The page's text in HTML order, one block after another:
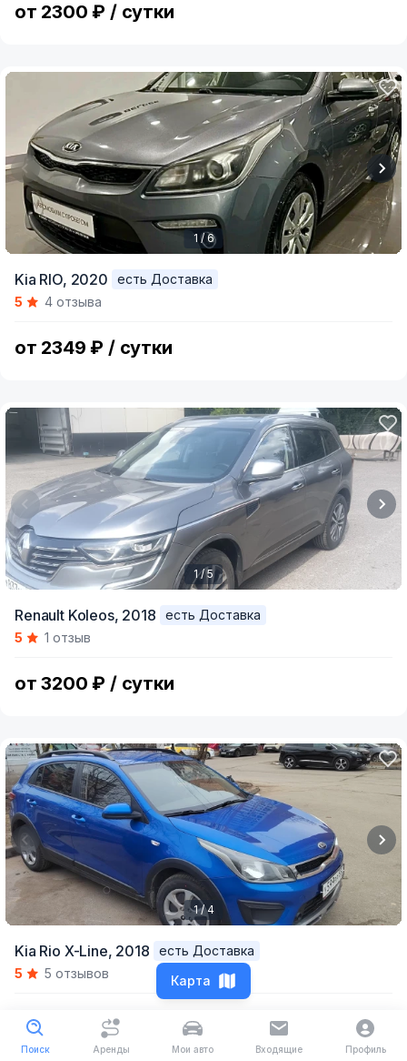
от 2300 ₽ / сутки
of
1 / 6
Kia RIO, 2020
есть Доставка
5
4 отзыва
от 2349 ₽ / сутки
of
1 / 5
Renault Koleos, 2018
есть Доставка
5
1 отзыв
от 3200 ₽ / сутки
of
1 / 4
Kia Rio X-Line, 2018
есть Доставка
5
5 отзывов
от 2200 ₽ / сутки
Поиск Аренды Мои авто Входящие Профиль
Карта